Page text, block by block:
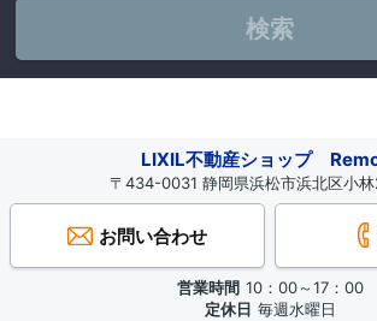
検索
LIXIL不動産ショップ
〒434-0031 静岡県浜松市浜北区小
お問い合わせ
営業時間 10：00～17：00
定休日 毎週水曜日